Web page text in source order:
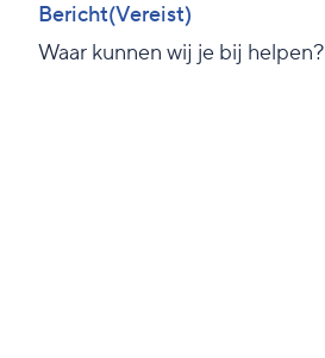
Bericht(Vereist)
Waar kunnen wij je bij helpen?